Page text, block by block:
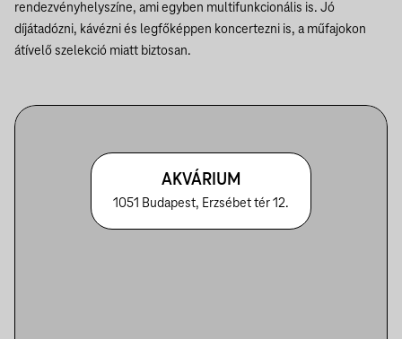
rendezvényhelyszíne, ami egyben multifunkcionális is. Jó
díjátadózni, kávézni és legfőképpen koncertezni is, a műfajokon
átívelő szelekció miatt biztosan.
AKVÁRIUM
1051 Budapest, Erzsébet tér 12.